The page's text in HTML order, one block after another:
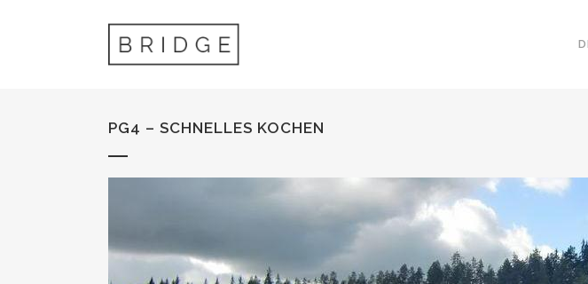
PG4 – SCHNELLES KOCHEN